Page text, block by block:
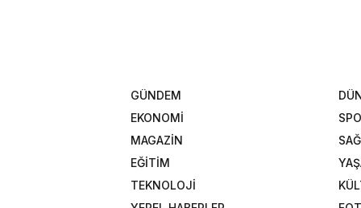
GÜNDEM
EKONOMİ
MAGAZİN
EĞİTİM
TEKNOLOJİ